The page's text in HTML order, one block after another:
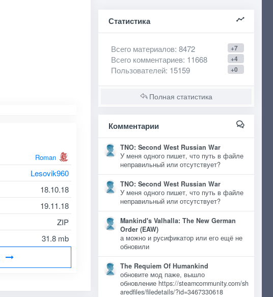
Roman
Lesovik960
18.10.18
19.11.18
ZIP
31.8 mb
Статистика
+7
Всего материалов: 8472
+4
Всего комментариев: 11668
+0
Пользователей: 15159
Полная статистика
Комментарии
TNO: Second West Russian War
У меня одного пишет, что путь в файле
неправильный или отсутствует?
TNO: Second West Russian War
У меня одного пишет, что путь в файле
неправильный или отсутствует?
Mankind's Valhalla: The New German
Order (EAW)
а можно и русификатор или его ещё не
обновили
The Requiem Of Humankind
обновите мод паже, вышло
обновление https://steamcommunity.com/sh
aredfiles/filedetails/?id=3467330618